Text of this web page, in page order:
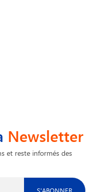
Newsletter
et reste informés des